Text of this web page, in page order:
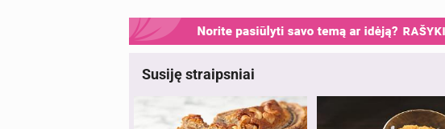
Susiję straipsniai